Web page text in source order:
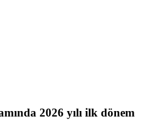
2026 yılı ilk dönem